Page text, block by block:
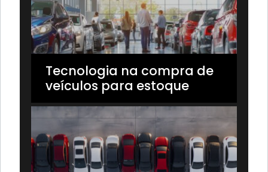
Tecnologia na compra de
veículos para estoque